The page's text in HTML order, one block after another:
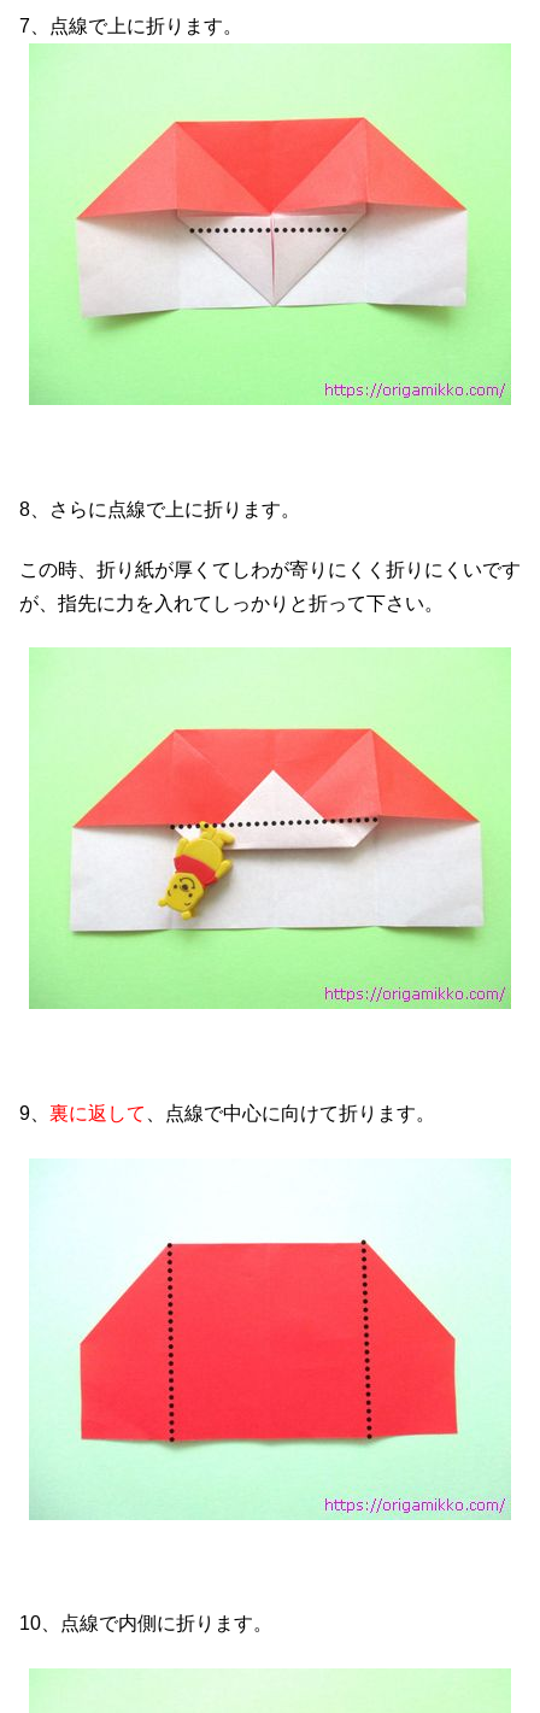
7、点線で上に折ります。
8、さらに点線で上に折ります。
この時、折り紙が厚くてしわが寄りにくく折りにくいです
が、指先に力を入れてしっかりと折って下さい。
9、 裏に返して 、点線で中心に向けて折ります。
10、点線で内側に折ります。